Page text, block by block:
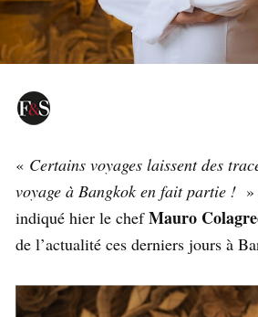
« Certains voyages laissent des
voyage à Bangkok en fait partie !
indiqué hier le chefMauro
de l’actualité ces derniers jours à